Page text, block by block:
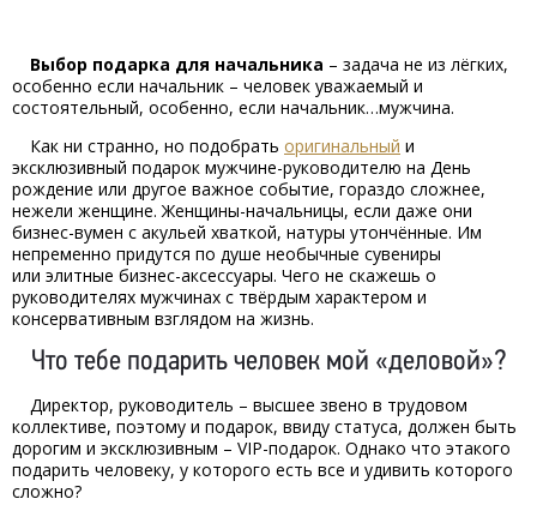
Выбор подарка для начальника – задача не из лёгких,
особенно если начальник – человек уважаемый и
состоятельный, особенно, если начальник…мужчина.
Как ни странно, но подобрать оригинальный и
эксклюзивный подарок мужчине-руководителю на День
рождение или другое важное событие, гораздо сложнее,
нежели женщине. Женщины-начальницы, если даже они
бизнес-вумен с акульей хваткой, натуры утончённые. Им
непременно придутся по душе необычные сувениры
или элитные бизнес-аксессуары. Чего не скажешь о
руководителях мужчинах с твёрдым характером и
консервативным взглядом на жизнь.
Что тебе подарить человек мой «деловой»?
Директор, руководитель – высшее звено в трудовом
коллективе, поэтому и подарок, ввиду статуса, должен быть
дорогим и эксклюзивным – VIP-подарок. Однако что этакого
подарить человеку, у которого есть все и удивить которого
сложно?